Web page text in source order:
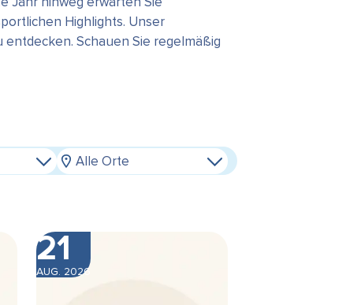
Highlights. Unser
Schauen Sie regelmäßig
Alle Orte
21
AUG. 2026